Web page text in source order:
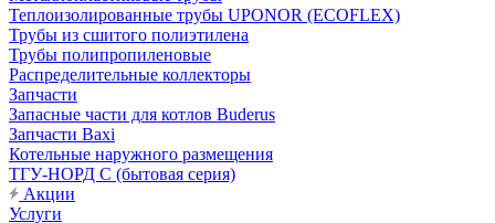
Теплоизолированные трубы UPONOR (ECOFLEX)
Трубы из сшитого полиэтилена
Трубы полипропиленовые
Распределительные коллекторы
Запчасти
Запасные части для котлов Buderus
Запчасти Baxi
Котельные наружного размещения
ТГУ-НОРД С (бытовая серия)
Акции
Услуги